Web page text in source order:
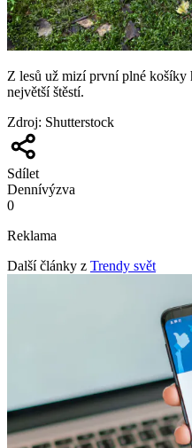
Z lesů už mizí první plné
největší štěstí.
Zdroj: Shutterstock
Sdílet
Dennívýzva
0
Reklama
Další články z Trendy svět